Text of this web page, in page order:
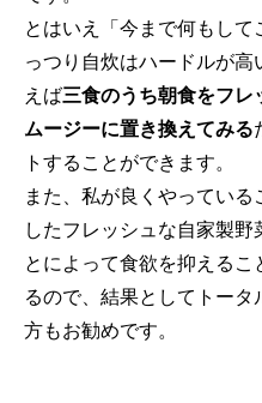
とはいえ「今まで何もし
っつり自炊はハードルが
えば三食のうち朝食をフ
ムージーに置き換えてみる
トすることができます。
また、私が良くやってい
したフレッシュな自家製
とによって食欲を抑える
るので、結果としてトータ
方もお勧めです。